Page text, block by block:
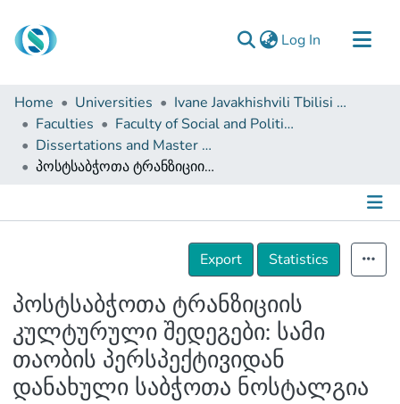
Log In (current)
Communities & Collections
Browse
Documentation
About Us
Home Universities
Ivane Javakhishvili Tbilisi State University
Faculties
Faculty of Social and Political Sciences
Dissertations and Master Theses
პოსტსაბჭოთა ტრანზიციის კულტურული შედეგები: სამი თაობის პერსპექტივიდან დანახული საბჭოთა ნოსტალგია
Details
Export
Statistics
პოსტსაბჭოთა ტრანზიციის
კულტურული შედეგები: სამი
თაობის პერსპექტივიდან
დანახული საბჭოთა ნოსტალგია